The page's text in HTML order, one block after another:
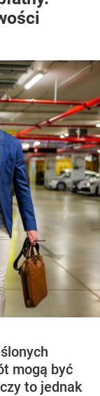
mogą być
to jednak